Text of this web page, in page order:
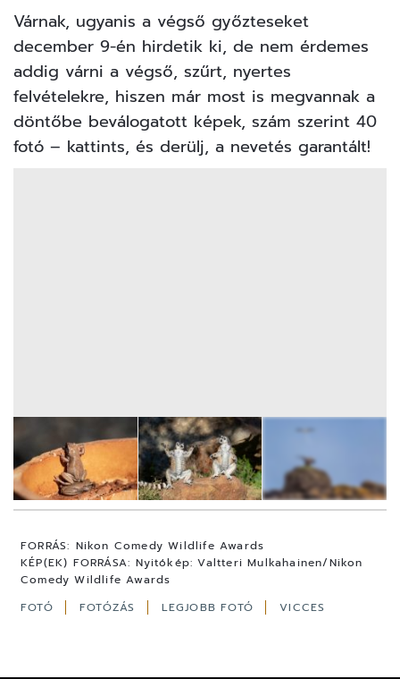
Várnak, ugyanis a végső győzteseket
december 9-én hirdetik ki, de nem érdemes
addig várni a végső, szűrt, nyertes
felvételekre, hiszen már most is megvannak a
döntőbe beválogatott képek, szám szerint 40
fotó – kattints, és derülj, a nevetés garantált!
FORRÁS: Nikon Comedy Wildlife Awards
KÉP(EK) FORRÁSA: Nyitókép: Valtteri Mulkahainen/Nikon
Comedy Wildlife Awards
FOTÓ
FOTÓZÁS LEGJOBB FOTÓ VICCES